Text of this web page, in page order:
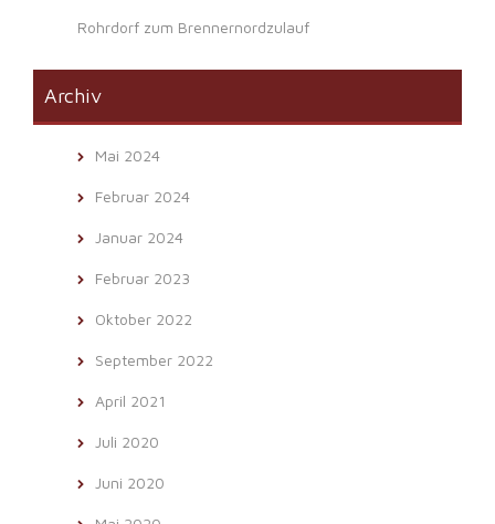
Rohrdorf zum Brennernordzulauf
Archiv
Mai 2024
Februar 2024
Januar 2024
Februar 2023
Oktober 2022
September 2022
April 2021
Juli 2020
Juni 2020